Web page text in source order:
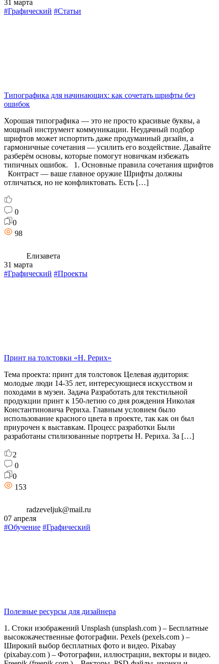
31 марта
#Графический #Статьи
Типографика для начинающих: как сочетать шрифты без
ошибок
Хорошая типографика — это не просто красивые буквы, а
мощный инструмент коммуникации. Неудачный подбор
шрифтов может испортить даже продуманный дизайн, а
гармоничные сочетания — усилить его воздействие. Давайте
разберём основы, которые помогут новичкам избежать
типичных ошибок. 1. Основные правила сочетания шрифтов
Контраст — ваше главное оружие Шрифты должны
отличаться, но не конфликтовать. Есть […]
0
0
98
Елизавета
31 марта
#Графический #Проекты
Принт на толстовки «Н. Рерих»
Тема проекта: принт для толстовок Целевая аудитория:
молодые люди 14-35 лет, интересующиеся искусством и
походами в музеи. Задача Разработать для текстильной
продукции принт к 150-летию со дня рождения Николая
Константиновича Рериха. Главным условием было
использование красного цвета в проекте, так как он был
приурочен к выставкам. Процесс разработки Были
разработаны стилизованные портреты Н. Рериха. За […]
2
0
0
153
radzeveljuk@mail.ru
07 апреля
#Обучение #Графический
Полезные ресурсы для дизайнера
1. Стоки изображений Unsplash (unsplash.com ) – Бесплатные
высококачественные фотографии. Pexels (pexels.com ) –
Широкий выбор бесплатных фото и видео. Pixabay
(pixabay.com ) – Фотографии, иллюстрации, векторы и видео.